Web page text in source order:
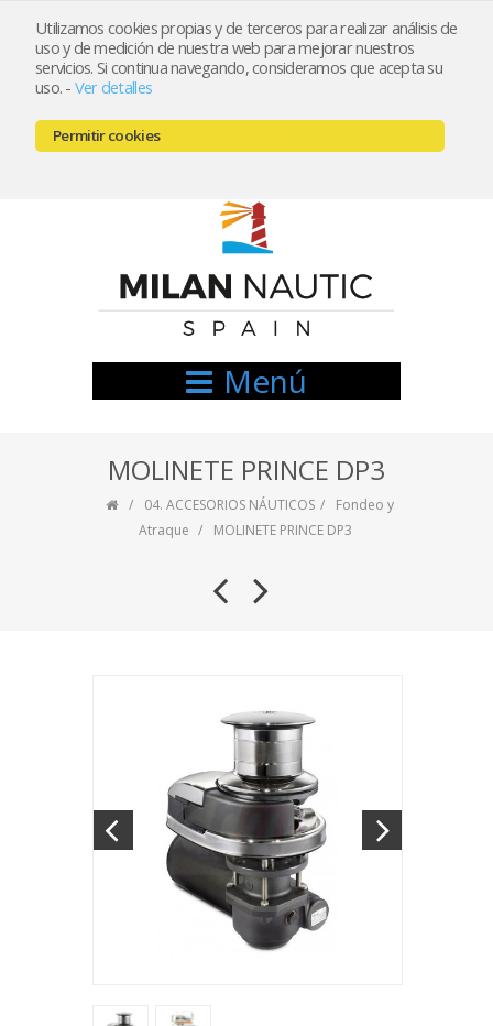
Utilizamos cookies propias y de terceros para realizar análisis de
uso y de medición de nuestra web para mejorar nuestros
servicios. Si continua navegando, consideramos que acepta su
uso. - Ver detalles
Permitir cookies
Registrarse Mi cuenta
666521122 // 654999333
Menú
MOLINETE PRINCE DP3
04. ACCESORIOS NÁUTICOS
Fondeo y
Atraque
MOLINETE PRINCE DP3